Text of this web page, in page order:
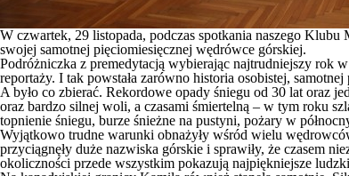
W czwartek, 29 listopada, podczas spotkania naszego
swojej samotnej pięciomiesięcznej wędrówce górskiej.
Podróżniczka z premedytacją wybierając najtrudniejszy rok
reportaży. I tak powstała zarówno historia osobistej,
A było co zbierać. Rekordowe opady śniegu od 30 lat oraz
oraz bardzo silnej woli, a czasami śmiertelną – w tym roku
topnienie śniegu, burze śnieżne na pustyni, pożary w
Wyjątkowo trudne warunki obnażyły wśród wielu
przyciągnęły duże nazwiska górskie i sprawiły, że czasem
okoliczności przede wszystkim pokazują najpiękniejsze